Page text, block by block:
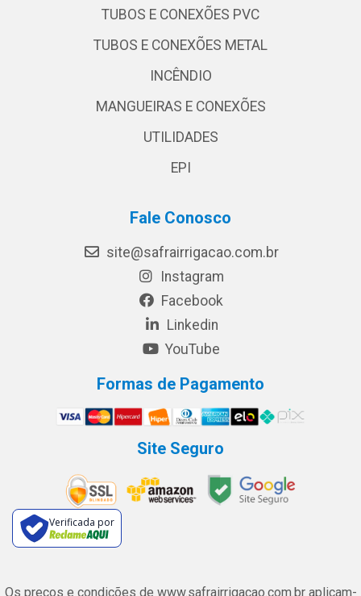
TUBOS E CONEXÕES PVC
TUBOS E CONEXÕES METAL
INCÊNDIO
MANGUEIRAS E CONEXÕES
UTILIDADES
EPI
Fale Conosco
site@safrairrigacao.com.br
Instagram
Facebook
Linkedin
YouTube
Formas de Pagamento
Site Seguro
Verificada por
Os preços e condições de www.safrairrigacao.com.br aplicam-